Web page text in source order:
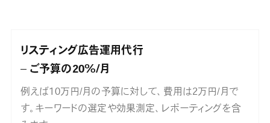
リスティング広告運用代行
ご予算の20%/月
例えば10万円/月の予算に対して、費用は2万円/月で
す。キーワードの選定や効果測定、レポーティングを含